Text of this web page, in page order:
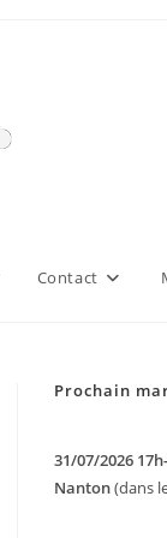
Contact
Prochain
31/07/2026
Nanton(dans